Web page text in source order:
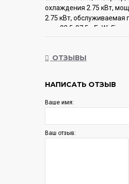
охлаждения 2.75 кВт,
2.75 кВт, обслуживаемая
шум 22.5-37.5 дБ, Wi-Fi:
Гарантия:12 мес.
ОТЗЫВЫ
НАПИСАТЬ ОТЗЫВ
Ваше имя:
Ваш отзыв: